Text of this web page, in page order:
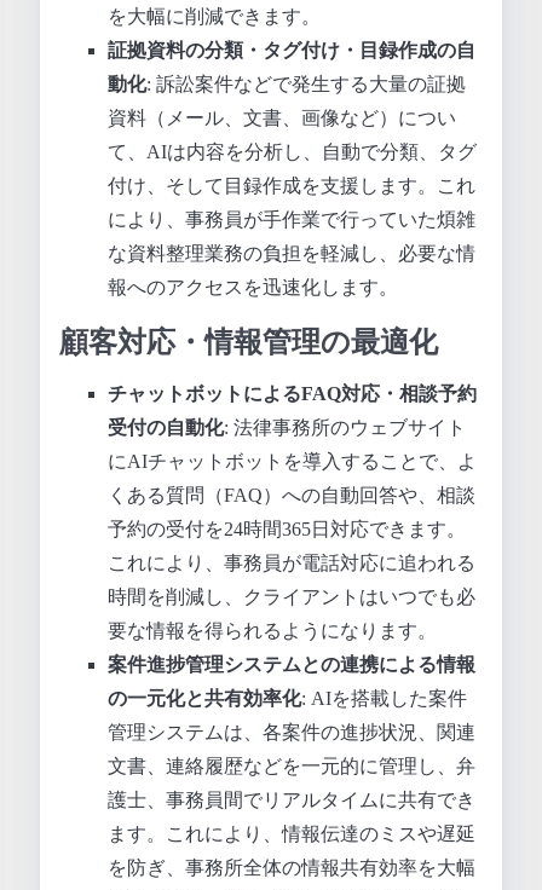
を大幅に削減できます。
証拠資料の分類・タグ付け・目録作成の自
動化: 訴訟案件などで発生する大量の証拠
資料（メール、文書、画像など）につい
て、AIは内容を分析し、自動で分類、タグ
付け、そして目録作成を支援します。これ
により、事務員が手作業で行っていた煩雑
な資料整理業務の負担を軽減し、必要な情
報へのアクセスを迅速化します。
顧客対応・情報管理の最適化
チャットボットによるFAQ対応・相談予約
受付の自動化: 法律事務所のウェブサイト
にAIチャットボットを導入することで、よ
くある質問（FAQ）への自動回答や、相談
予約の受付を24時間365日対応できます。
これにより、事務員が電話対応に追われる
時間を削減し、クライアントはいつでも必
要な情報を得られるようになります。
案件進捗管理システムとの連携による情報
の一元化と共有効率化: AIを搭載した案件
管理システムは、各案件の進捗状況、関連
文書、連絡履歴などを一元的に管理し、弁
護士、事務員間でリアルタイムに共有でき
ます。これにより、情報伝達のミスや遅延
を防ぎ、事務所全体の情報共有効率を大幅